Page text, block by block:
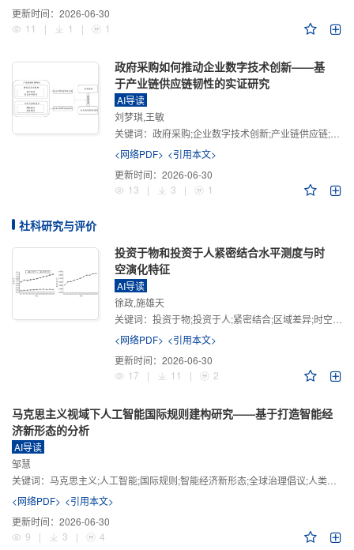
更新时间： 2026-06-30
11
| 1 | 1
政府采购如何推动企业数字技术创新——基
于产业链供应链韧性的实证研究
AI导读
刘梦琪,王敏
关键词： 政府采购;企业数字技术创新;产业链供应链;产业链供应链韧性;需求侧财政政策
<网络PDF> <引用本文>
更新时间： 2026-06-30
13
| 3 | 1
社科研究与评价
投资于物和投资于人紧密结合水平测度与时
空演化特征
AI导读
徐政,施雄天
关键词： 投资于物;投资于人;紧密结合;区域差异;时空演化
<网络PDF> <引用本文>
更新时间： 2026-06-30
17
| 11 | 2
马克思主义视域下人工智能国际规则建构研究——基于打造智能经
济新形态的分析
AI导读
邹慧
关键词： 马克思主义;人工智能;国际规则;智能经济新形态;全球治理倡议;人类命运共同体
<网络PDF> <引用本文>
更新时间： 2026-06-30
9
| 3 | 4